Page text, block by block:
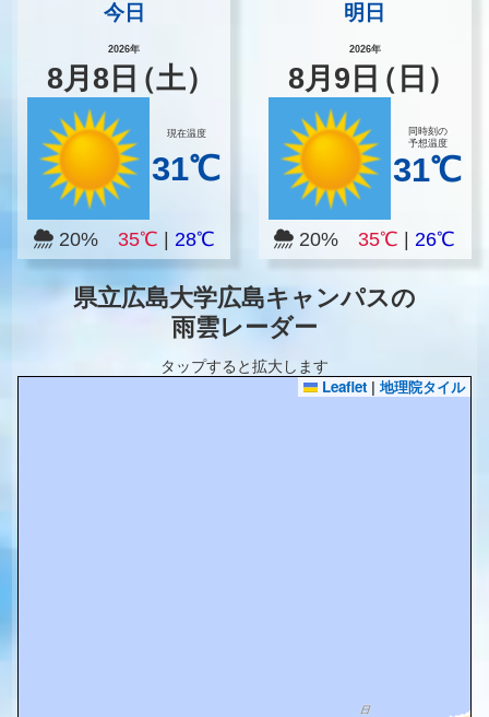
今日
2026年
8月8 日（土）
現在温度
31℃
20% 35℃ 28℃
明日
2026年
8月 9 日（日）
同時刻の
予想温度
31℃
20%35℃ |26℃
県立広島大学広島キャンパスの
雨雲レーダー
タップすると拡大します
Leaflet | 地理院タイル